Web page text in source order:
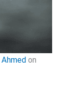
Ahmed on